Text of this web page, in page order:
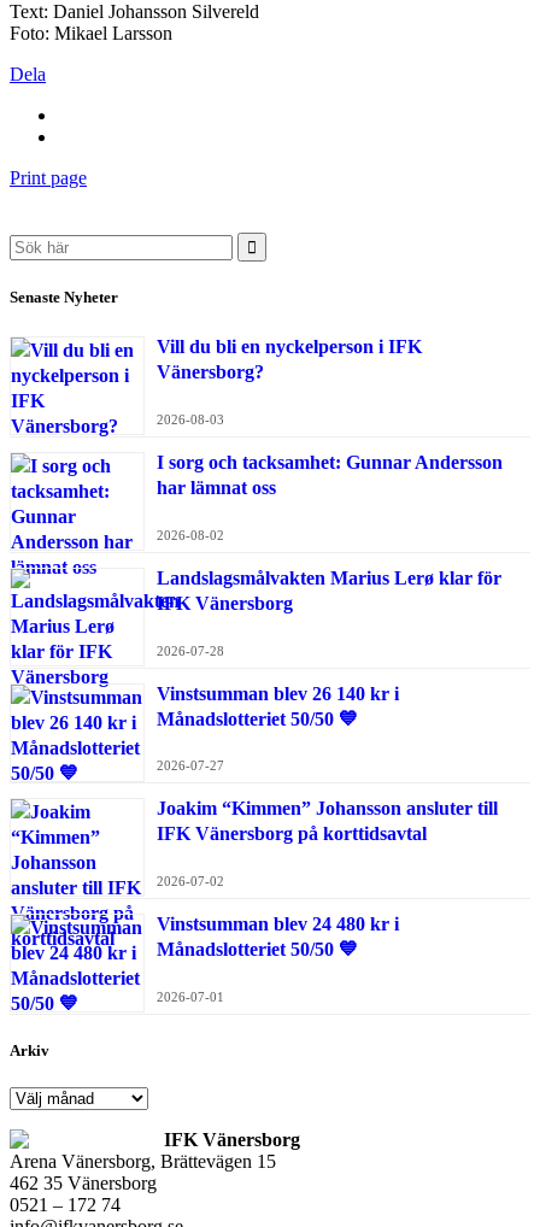
Text: Daniel Johansson Silvereld
Foto: Mikael Larsson
Dela
Print page
Search
for:
Senaste Nyheter
Vill du bli en nyckelperson i IFK
Vänersborg?
2026-08-03
I sorg och tacksamhet: Gunnar Andersson
har lämnat oss
2026-08-02
Landslagsmålvakten Marius Lerø klar för
IFK Vänersborg
2026-07-28
Vinstsumman blev 26 140 kr i
Månadslotteriet 50/50 💙
2026-07-27
Joakim “Kimmen” Johansson ansluter till
IFK Vänersborg på korttidsavtal
2026-07-02
Vinstsumman blev 24 480 kr i
Månadslotteriet 50/50 💙
2026-07-01
Arkiv
Arkiv
IFK Vänersborg
Arena Vänersborg, Brättevägen 15
462 35 Vänersborg
0521 – 172 74